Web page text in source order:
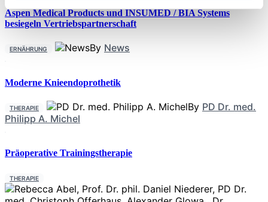
Aspen Medical Products und INSUMED / BIA Systems
besiegeln Vertriebspartnerschaft
ERNÄHRUNG By News
Moderne Knieendoprothetik
THERAPIE By PD Dr. med.
Philipp A. Michel
Präoperative Trainingstherapie
THERAPIE